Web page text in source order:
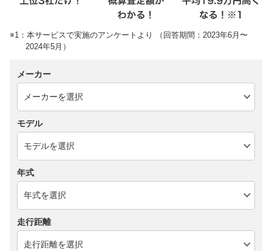
※1：本サービスで実施のアンケートより （回答期間：2023年6月〜
2024年5月）
メーカー
モデル
年式
走行距離